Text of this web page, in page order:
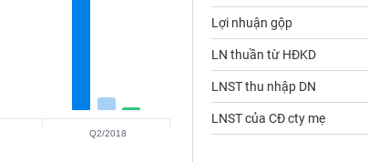
Q2/2018
Lợi nhuận gộp
LN thuần từ HĐKD
LNST thu nhập DN
LNST của CĐ cty mẹ